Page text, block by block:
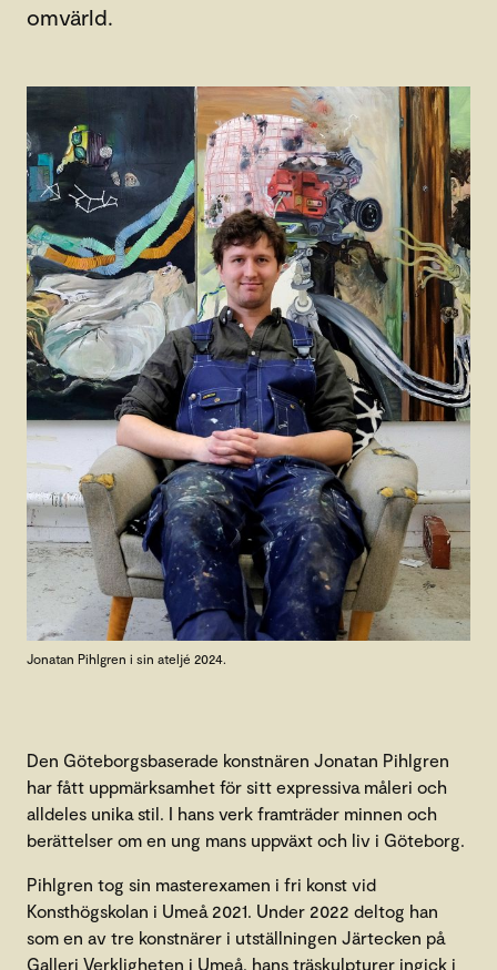
omvärld.
Jonatan Pihlgren i sin ateljé 2024.
Den Göteborgsbaserade konstnären Jonatan Pihlgren
har fått uppmärksamhet för sitt expressiva måleri och
alldeles unika stil. I hans verk framträder minnen och
berättelser om en ung mans uppväxt och liv i Göteborg.
Pihlgren tog sin masterexamen i fri konst vid
Konsthögskolan i Umeå 2021. Under 2022 deltog han
som en av tre konstnärer i utställningen Järtecken på
Galleri Verkligheten i Umeå, hans träskulpturer ingick i